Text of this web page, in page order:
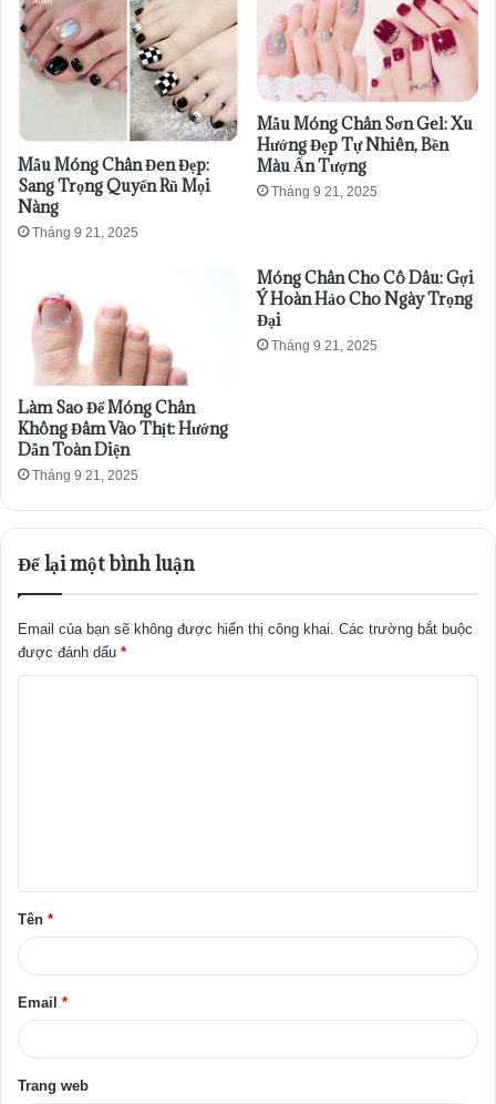
Mẫu Móng Chân Đen Đẹp:
Sang Trọng Quyến Rũ Mọi
Nàng
Tháng 9 21, 2025
Mẫu Móng Chân Sơn Gel: Xu
Hướng Đẹp Tự Nhiên, Bền
Màu Ấn Tượng
Tháng 9 21, 2025
Làm Sao Để Móng Chân
Không Đâm Vào Thịt: Hướng
Dẫn Toàn Diện
Tháng 9 21, 2025
Móng Chân Cho Cô Dâu: Gợi
Ý Hoàn Hảo Cho Ngày Trọng
Đại
Tháng 9 21, 2025
Để lại một bình luận
Email của bạn sẽ không được hiển thị công khai. Các trường bắt buộc
được đánh dấu *
ậ
n
Tên *
Email *
Trang web